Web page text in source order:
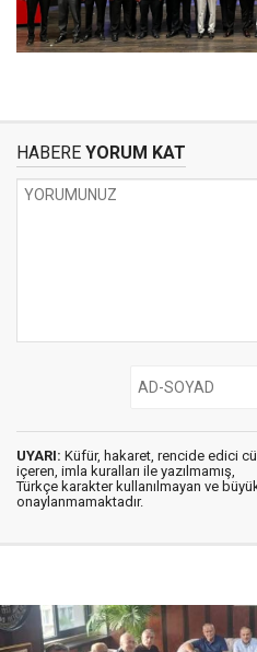
HABERE YORUM KAT
UYARI: Küfür, hakaret, rencide edici
içeren, imla kuralları ile yazılmamış,
Türkçe karakter kullanılmayan ve
onaylanmamaktadır.